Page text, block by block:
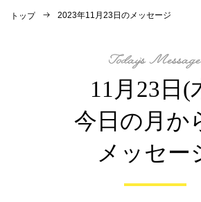
トップ 2023年11月23日のメッセージ
11月23日(
今日の月か
メッセー